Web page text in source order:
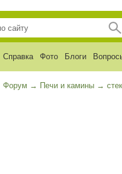
Справка Фото Блоги
Форум → Печи и камины →